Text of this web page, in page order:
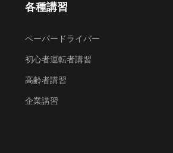
各種講習
ペーパードライバー
初心者運転者講習
高齢者講習
企業講習